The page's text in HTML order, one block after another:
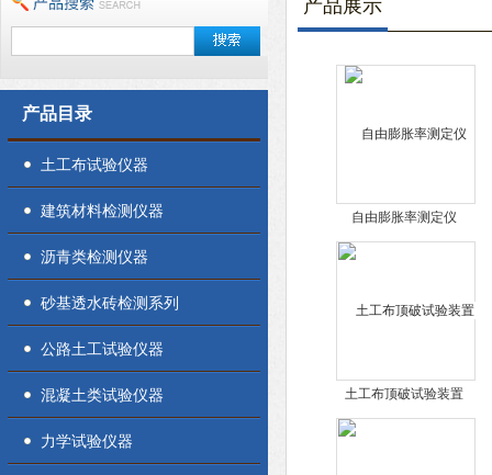
产品目录
土工布试验仪器
建筑材料检测仪器
沥青类检测仪器
砂基透水砖检测系列
公路土工试验仪器
混凝土类试验仪器
力学试验仪器
产品展示
自由膨胀率测定仪
土工布顶破试验装置